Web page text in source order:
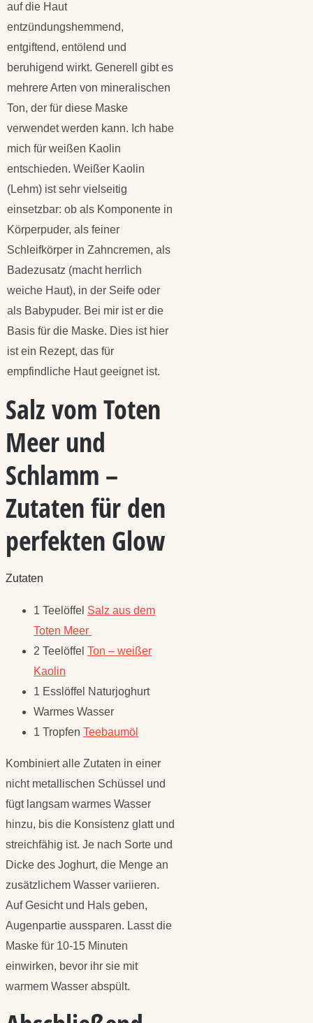
auf die Haut
entzündungshemmend,
entgiftend, entölend und
beruhigend wirkt. Generell gibt es
mehrere Arten von mineralischen
Ton, der für diese Maske
verwendet werden kann. Ich habe
mich für weißen Kaolin
entschieden. Weißer Kaolin
(Lehm) ist sehr vielseitig
einsetzbar: ob als Komponente in
Körperpuder, als feiner
Schleifkörper in Zahncremen, als
Badezusatz (macht herrlich
weiche Haut), in der Seife oder
als Babypuder. Bei mir ist er die
Basis für die Maske. Dies ist hier
ist ein Rezept, das für
empfindliche Haut geeignet ist.
Salz vom Toten
Meer und
Schlamm –
Zutaten für den
perfekten Glow
Zutaten
1 Teelöffel Salz aus dem
Toten Meer
2 Teelöffel Ton – weißer
Kaolin
1 Esslöffel Naturjoghurt
Warmes Wasser
1 Tropfen Teebaumöl
Kombiniert alle Zutaten in einer
nicht metallischen Schüssel und
fügt langsam warmes Wasser
hinzu, bis die Konsistenz glatt und
streichfähig ist. Je nach Sorte und
Dicke des Joghurt, die Menge an
zusätzlichem Wasser variieren.
Auf Gesicht und Hals geben,
Augenpartie aussparen. Lasst die
Maske für 10-15 Minuten
einwirken, bevor ihr sie mit
warmem Wasser abspült.